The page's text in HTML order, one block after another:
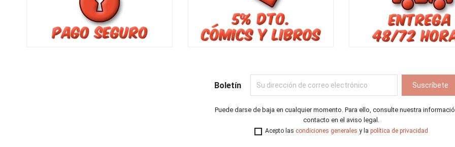
Boletín
Puede darse de baja en cualquier momento. Para ello, consulte nuestra
contacto en el aviso legal.
Acepto las condiciones generales y la política de privacidad